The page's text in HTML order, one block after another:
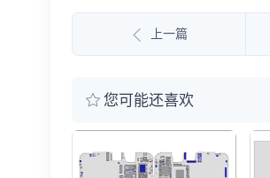
上一篇
您可能还喜欢